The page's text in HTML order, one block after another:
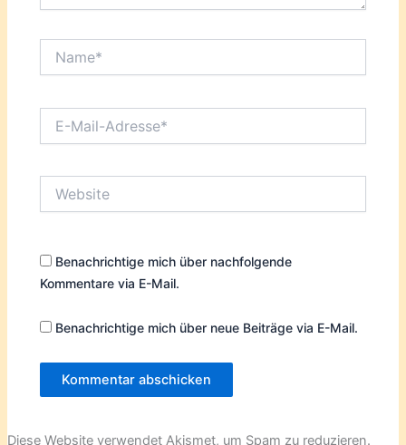
Mail-
Benachrichtige mich über nachfolgende
Kommentare via E-Mail.
Benachrichtige mich über neue Beiträge via E-Mail.
Diese Website verwendet Akismet, um Spam zu reduzieren.